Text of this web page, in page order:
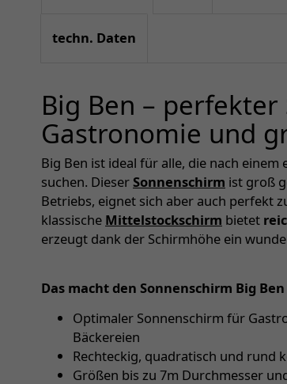
techn. Daten
Big Ben –
Gastronomie und
Big Ben ist ideal für alle, die nach
suchen. DieserSonnenschirm ist groß
Betriebs, eignet sich aber auch perfekt
klassische Mittelstockschirm bietet
erzeugt dank der Schirmhöhe ein
Das macht den Sonnenschirm Big
Optimaler Sonnenschirm für
Bäckereien
Rechteckig, quadratisch und rund
Größen bis zu 7m Durchmesser